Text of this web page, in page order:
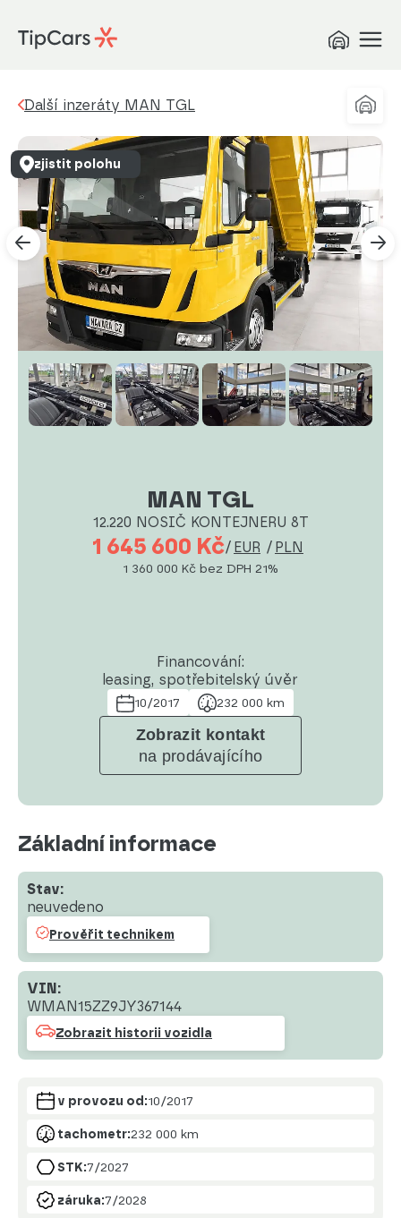
Další inzeráty MAN TGL
MAN TGL
12.220 NOSIČ KONTEJNERU 8T
1 645 600 Kč/ EUR / PLN
1 360 000 Kč bez DPH 21%
Financování:
leasing, spotřebitelský úvěr
10/2017 232 000 km
Zobrazit kontakt
na prodávajícího
zjistit polohu
Základní informace
Stav:
neuvedeno
Prověřit technikem
VIN:
WMAN15ZZ9JY367144
Zobrazit historii vozidla
v provozu od:10/2017
tachometr:232 000 km
STK:7/2027
záruka:7/2028